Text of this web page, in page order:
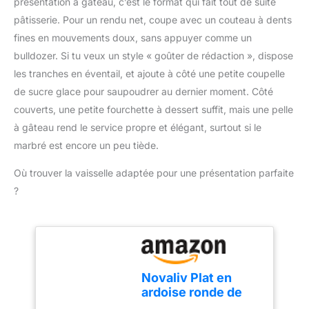
élégant. Disponible en 5
couleurs modernes pour
intérieur.
pouvez ainsi l'utiliser
régulièrement sans
craindre de
l'endommager.
TEMPÉRATURE
température maximale
d'utilisation de cette
spatule De Buyer ne doit
pas dépasser les
Lavage à la main.
pâtisserie. Pour un rendu net, coupe avec un couteau à dents
fines en mouvements doux, sans appuyer comme un
bulldozer. Si tu veux un style « goûter de rédaction », dispose
les tranches en éventail, et ajoute à côté une petite coupelle
de sucre glace pour saupoudrer au dernier moment. Côté
couverts, une petite fourchette à dessert suffit, mais une pelle
à gâteau rend le service propre et élégant, surtout si le
marbré est encore un peu tiède.
Où trouver la vaisselle adaptée pour une présentation parfaite
?
Novaliv Plat en
ardoise ronde de